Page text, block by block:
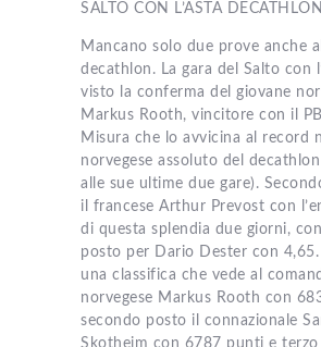
SALTO CON L’ASTA DECATHLON
Mancano solo due prove anche
decathlon. La gara del Salto con
visto la conferma del giovane
Markus Rooth, vincitore con il
Misura che lo avvicina al record
norvegese assoluto del
alle sue ultime due gare).
il francese Arthur Prevost con
di questa splendia due giorni,
posto per Dario Dester con
una classifica che vede al
norvegese Markus Rooth con
secondo posto il connazionale